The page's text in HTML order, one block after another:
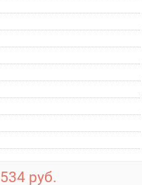
534 руб.